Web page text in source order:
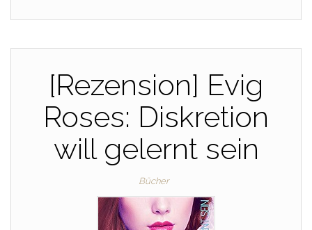
[Rezension] Evig
Roses: Diskretion
will gelernt sein
Bücher